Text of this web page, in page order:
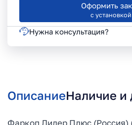
Оформить
с установкой
Нужна консультация?
ОписаниеНаличие и
Фаркоп Лидер Плюс (Россия)